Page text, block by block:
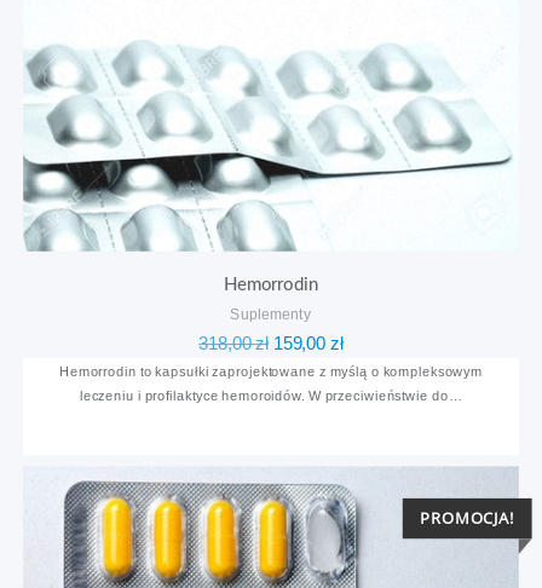
Hemorrodin
Suplementy
318,00zł Pierwotna
cena
wynosiła:
159,00 złAktualna
cena
wynosi:
Hemorrodin to kapsułki zaprojektowane z myślą o kompleksowym
leczeniu i profilaktyce hemoroidów. W przeciwieństwie do…
PROMOCJA!